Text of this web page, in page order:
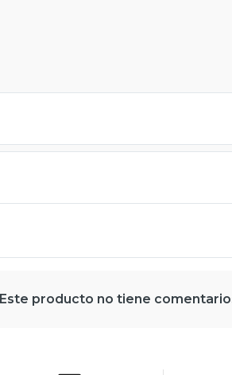
Este producto no tiene